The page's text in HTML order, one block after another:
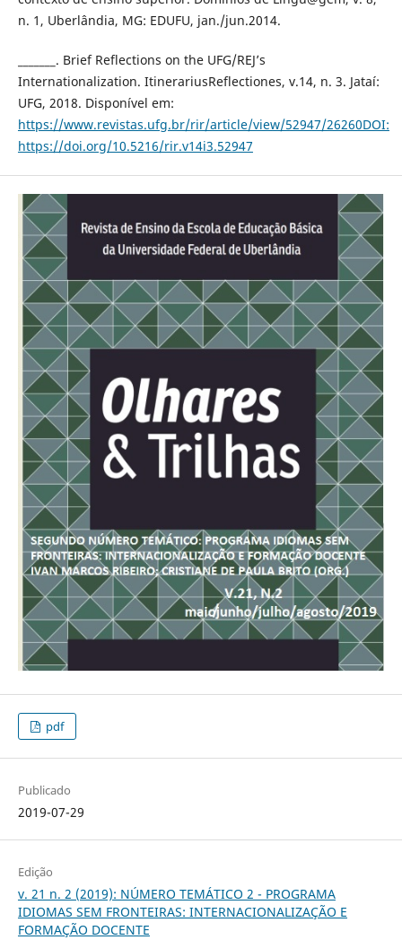
n. 1, Uberlândia, MG: EDUFU, jan./jun.2014.
_______. Brief Reflections on the UFG/REJ’s
Internationalization. ItinerariusReflectiones, v.14, n. 3. Jataí:
UFG, 2018. Disponível em:
https://www.revistas.ufg.br/rir/article/view/52947/26260DOI:
https://doi.org/10.5216/rir.v14i3.52947
pdf
Publicado
2019-07-29
Edição
v. 21 n. 2 (2019): NÚMERO TEMÁTICO 2 - PROGRAMA
IDIOMAS SEM FRONTEIRAS: INTERNACIONALIZAÇÃO E
FORMAÇÃO DOCENTE